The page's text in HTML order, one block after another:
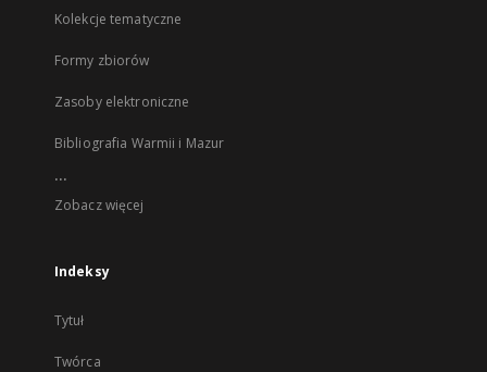
Kolekcje tematyczne
Formy zbiorów
Zasoby elektroniczne
Bibliografia Warmii i Mazur
...
Zobacz więcej
Indeksy
Tytuł
Twórca